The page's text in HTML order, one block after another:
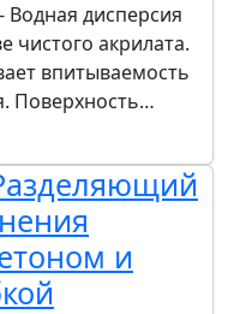
Водная дисперсия
чистого акрилата.
впитываемость
Поверхность…
и